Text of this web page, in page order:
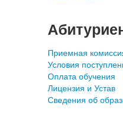
Приемная
Условия
Оплата обучения
Лицензия и Устав
Сведения об